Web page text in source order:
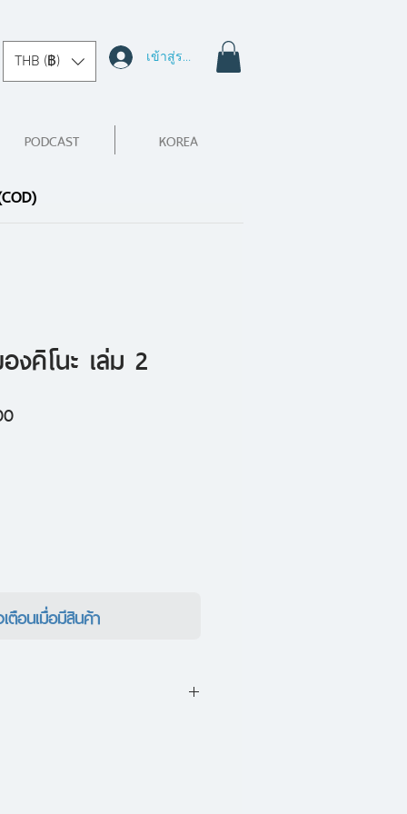
THB (฿) เข้าสู่ระบบ
PODCAST KOREA
งคิโนะ เล่ม 2
ราคา
ตือนเมื่อมีสินค้า
ณ กลางทะเลทรายซึ่งมีทรายและ